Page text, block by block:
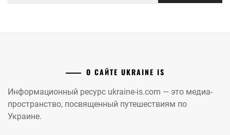
О САЙТЕ UKRAINE IS
Информационный ресурс ukraine-is.com — это медиа-
пространство, посвященный путешествиям по
Украине.